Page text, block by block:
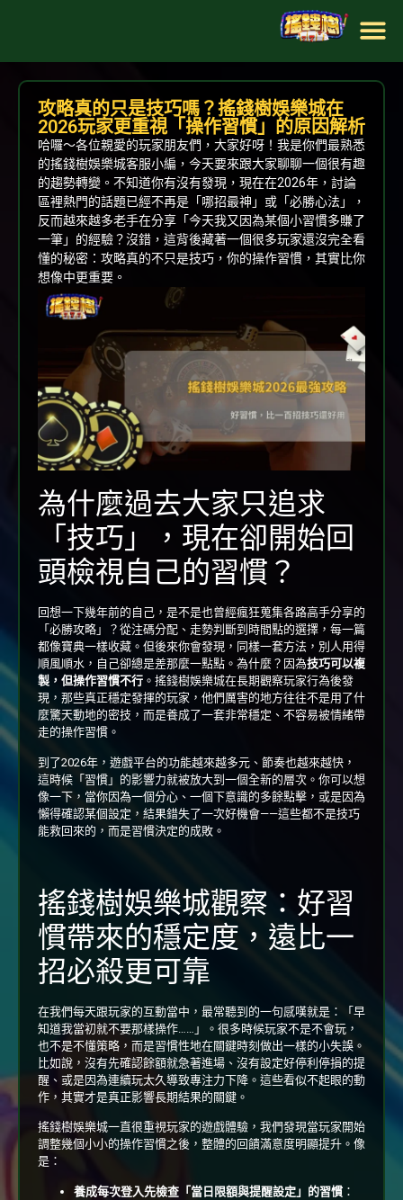
攻略真的只是技巧嗎？搖錢樹娛樂城在
2026玩家更重視「操作習慣」的原因解析
哈囉～各位親愛的玩家朋友們，大家好呀！我是你們最熟悉
的搖錢樹娛樂城客服小編，今天要來跟大家聊聊一個很有趣
的趨勢轉變。不知道你有沒有發現，現在在2026年，討論
區裡熱門的話題已經不再是「哪招最神」或「必勝心法」，
反而越來越多老手在分享「今天我又因為某個小習慣多賺了
一筆」的經驗？沒錯，這背後藏著一個很多玩家還沒完全看
懂的秘密：攻略真的不只是技巧，你的操作習慣，其實比你
想像中更重要。
為什麼過去大家只追求
「技巧」，現在卻開始回
頭檢視自己的習慣？
回想一下幾年前的自己，是不是也曾經瘋狂蒐集各路高手分享的
「必勝攻略」？從注碼分配、走勢判斷到時間點的選擇，每一篇
都像寶典一樣收藏。但後來你會發現，同樣一套方法，別人用得
順風順水，自己卻總是差那麼一點點。為什麼？因為技巧可以複
製，但操作習慣不行 。搖錢樹娛樂城在長期觀察玩家行為後發
現，那些真正穩定發揮的玩家，他們厲害的地方往往不是用了什
麼驚天動地的密技，而是養成了一套非常穩定、不容易被情緒帶
走的操作習慣。
到了2026年，遊戲平台的功能越來越多元、節奏也越來越快，
這時候「習慣」的影響力就被放大到一個全新的層次。你可以想
像一下，當你因為一個分心、一個下意識的多餘點擊，或是因為
懶得確認某個設定，結果錯失了一次好機會——這些都不是技巧
能救回來的，而是習慣決定的成敗。
搖錢樹娛樂城觀察：好習
慣帶來的穩定度，遠比一
招必殺更可靠
在我們每天跟玩家的互動當中，最常聽到的一句感嘆就是：「早
知道我當初就不要那樣操作……」。很多時候玩家不是不會玩，
也不是不懂策略，而是習慣性地在關鍵時刻做出一樣的小失誤。
比如說，沒有先確認餘額就急著進場、沒有設定好停利停損的提
醒、或是因為連續玩太久導致專注力下降。這些看似不起眼的動
作，其實才是真正影響長期結果的關鍵。
搖錢樹娛樂城一直很重視玩家的遊戲體驗，我們發現當玩家開始
調整幾個小小的操作習慣之後，整體的回饋滿意度明顯提升。像
是：
養成每次登入先檢查「當日限額與提醒設定」的習慣 ：